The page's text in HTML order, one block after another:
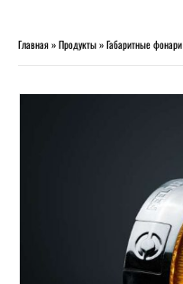
Главная»Продукты»Габаритные фонари